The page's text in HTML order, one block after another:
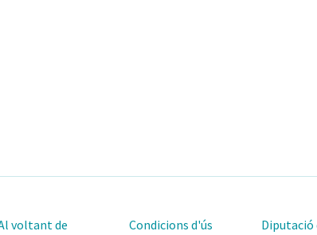
voltant de
Condicions d'ús
Diputació